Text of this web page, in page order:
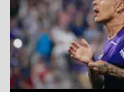
Paolo Guerrero indicó que le
llamado a la selección peruana: